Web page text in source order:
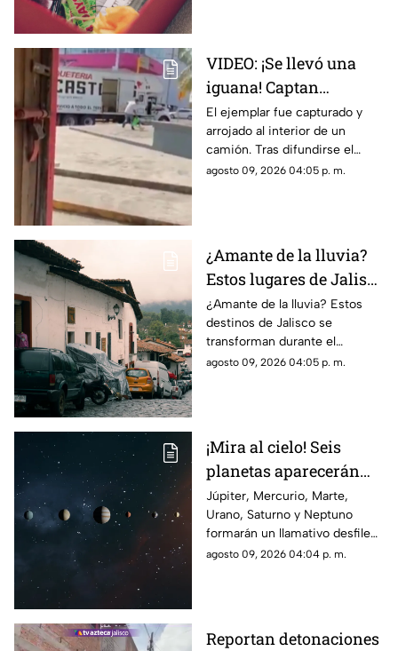
VIDEO: ¡Se llevó una
iguana! Captan
presunto robo en
Tuxpan y reportan
detención
El ejemplar fue capturado y
arrojado al interior de un
camión. Tras difundirse el
video, autoridades
agosto 09, 2026 04:05 p. m.
¿Amante de la lluvia?
Estos lugares de Jalisco
se disfrutan más
durante el temporal
¿Amante de la lluvia? Estos
destinos de Jalisco se
transforman durante el
temporal y ofrecen paisajes
agosto 09, 2026 04:05 p. m.
¡Mira al cielo! Seis
planetas aparecerán
juntos el 12 de agosto
Júpiter, Mercurio, Marte,
Urano, Saturno y Neptuno
formarán un llamativo desfile
planetario durante las primeras
agosto 09, 2026 04:04 p. m.
Reportan detonaciones